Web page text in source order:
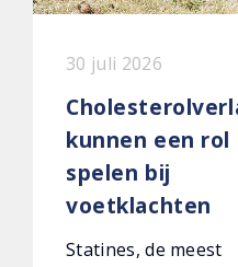
30 juli 2026
kunnen een rol
spelen bij
voetklachten
Statines, de meest